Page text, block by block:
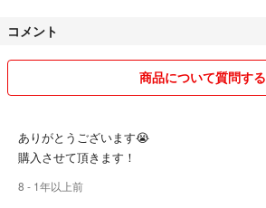
コメント
商品について質問する
ありがとうございます😭
購入させて頂きます！
8 - 1年以上前